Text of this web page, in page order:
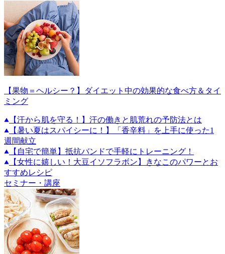
【果物＝ヘルシー？】ダイエット中の効果的な食べ方＆タイ
ミング
【汗から肌を守る！】汗の働きと肌荒れの予防法とは
【暑い夏はスパイシーに！】「香辛料」を上手に使った1
週間献立
【自宅で簡単】抵抗バンドで手軽にトレーニング！
【女性に嬉しい！大豆イソフラボン】きなこのパワーとお
すすめレシピ
セミナー・講座